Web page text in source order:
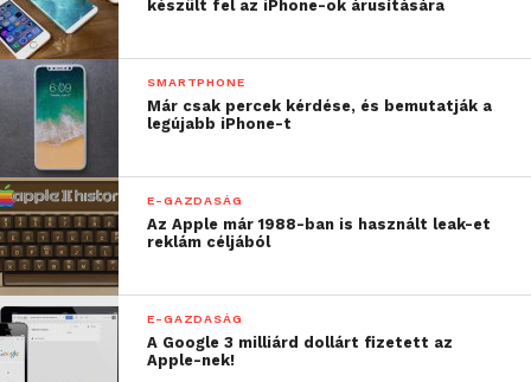
készült fel az iPhone-ok árusítására
SMARTPHONE
Már csak percek kérdése, és bemutatják a
legújabb iPhone-t
E-GAZDASÁG
Az Apple már 1988-ban is használt leak-et
reklám céljából
E-GAZDASÁG
A Google 3 milliárd dollárt fizetett az
Apple-nek!